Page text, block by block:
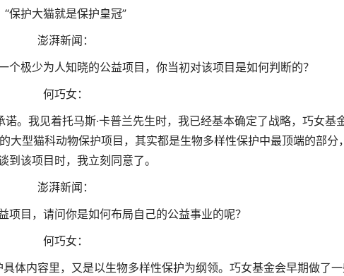
“保护大猫就是保护皇冠”
澎湃新闻：
个极少为人知晓的公益项目，你当初对该项目是如何判断的？
何巧女：
。我见着托马斯·卡普兰先生时，我已经基本确定了战略，巧女基
大型猫科动物保护项目，其实都是生物多样性保护中最顶端的部分
到该项目时，我立刻同意了。
澎湃新闻：
项目，请问你是如何布局自己的公益事业的呢？
何巧女：
体内容里，又是以生物多样性保护为纲领。巧女基金会早期做了